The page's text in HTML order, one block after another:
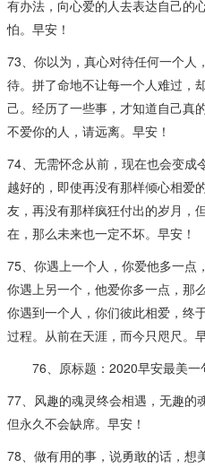
有办法，向心爱的人去表达自己的
怕。早安！
73、你以为，真心对待任何一个人
待。拼了命地不让每一个人难过，
己。经历了一些事，才知道自己真
不爱你的人，请远离。早安！
74、无需怀念从前，现在也会变成
越好的，即使再没有那样倾心相爱
友，再没有那样疯狂付出的岁月，
在，那么未来也一定不坏。早安！
75、你遇上一个人，你爱他多一点
你遇上另一个，他爱你多一点，那
你遇到一个人，你们彼此相爱，终
过程。从前在天涯，而今只咫尺。
76、原标题：2020早安最美一
77、风趣的魂灵终会相遇，无趣的
但永久不会缺席。早安！
78、做有用的事，说勇敢的话，想